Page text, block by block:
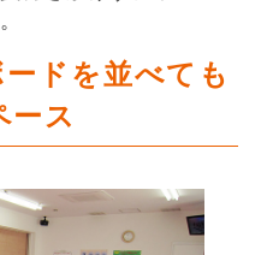
ドを並べても
ース